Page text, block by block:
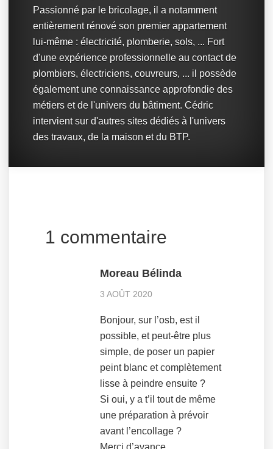
Passionné par le bricolage, il a notamment
entièrement rénové son premier appartement
lui-même : électricité, plomberie, sols, ... Fort
d'une expérience professionnelle au contact de
plombiers, électriciens, couvreurs, ... il possède
également une connaissance approfondie des
métiers et de l'univers du bâtiment. Cédric
intervient sur d'autres sites dédiés à l'univers
des travaux, de la maison et du BTP.
1 commentaire
Moreau Bélinda
3 AOÛT 2020
Bonjour, sur l’osb, est il
possible, et peut-être plus
simple, de poser un papier
peint blanc et complètement
lisse à peindre ensuite ?
Si oui, y a t’il tout de même
une préparation à prévoir
avant l’encollage ?
Merci d’avance